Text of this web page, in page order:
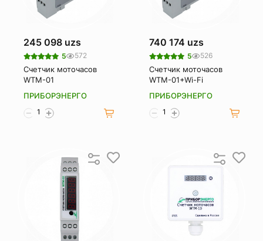
245 098 uzs
5 572
Счетчик моточасов
WTM-01
ПРИБОРЭНЕРГО
740 174 uzs
5 526
Счетчик моточасов
WTM-01+Wi-Fi
ПРИБОРЭНЕРГО